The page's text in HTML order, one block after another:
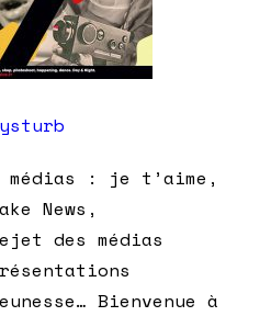
médias : je t’aime,
News,
des médias
Bienvenue à